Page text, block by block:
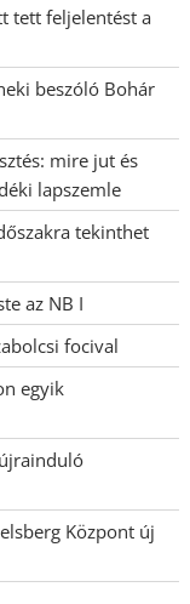
tett feljelentést a
beszóló Bohár
mire jut és
lapszemle
tekinthet
az NB I
focival
egyik
Központ új